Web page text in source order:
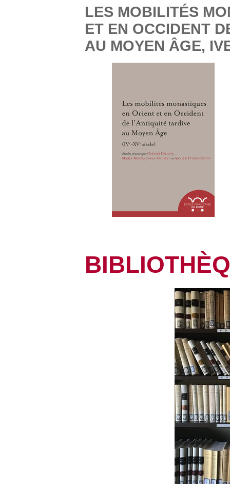
LES MOBILITÉS
ET EN OCCIDENT
AU MOYEN ÂGE,